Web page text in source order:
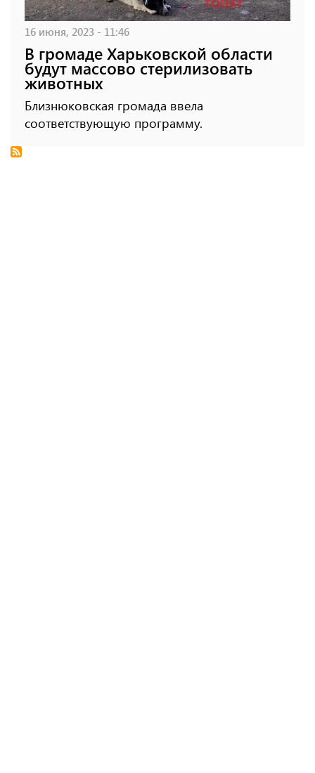
16 июня, 2023 - 11:46
В громаде Харьковской области
будут массово стерилизовать
животных
Близнюковская громада ввела
соответствующую программу.